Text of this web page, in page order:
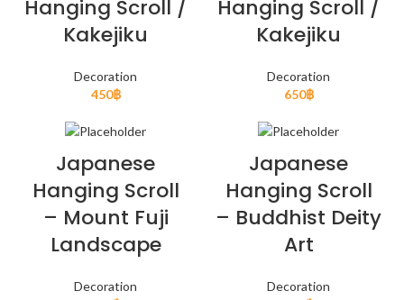
Hanging Scroll /
Kakejiku
Decoration
450฿
Hanging Scroll /
Kakejiku
Decoration
650฿
Japanese
Hanging Scroll
– Mount Fuji
Landscape
Decoration
Japanese
Hanging Scroll
– Buddhist Deity
Art
Decoration